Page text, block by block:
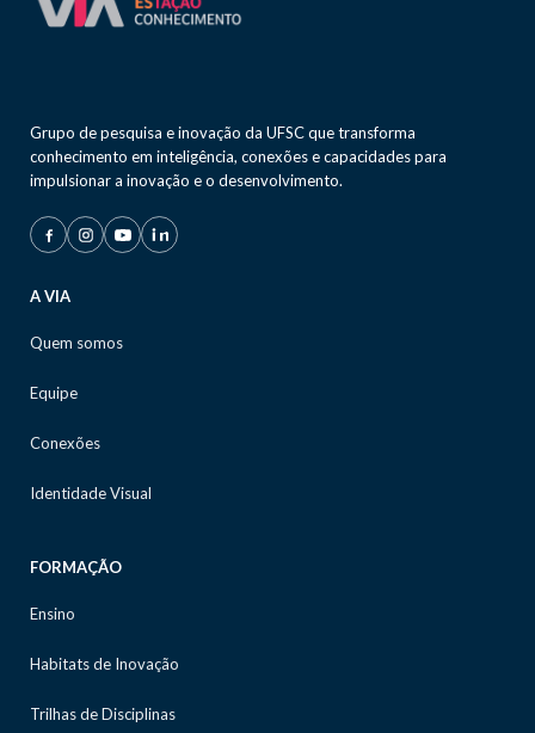
Grupo de pesquisa e inovação da UFSC que transforma
conhecimento em inteligência, conexões e capacidades para
impulsionar a inovação e o desenvolvimento.
A VIA
Quem somos
Equipe
Conexões
Identidade Visual
FORMAÇÃO
Ensino
Habitats de Inovação
Trilhas de Disciplinas